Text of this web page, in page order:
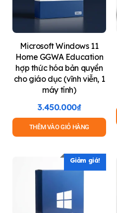
Microsoft Windows 11
Home GGWA Education
hợp thức hóa bản quyền
cho giáo dục (vĩnh viễn, 1
máy tính)
3.450.000₫
THÊM VÀO GIỎ HÀNG
Giảm giá!